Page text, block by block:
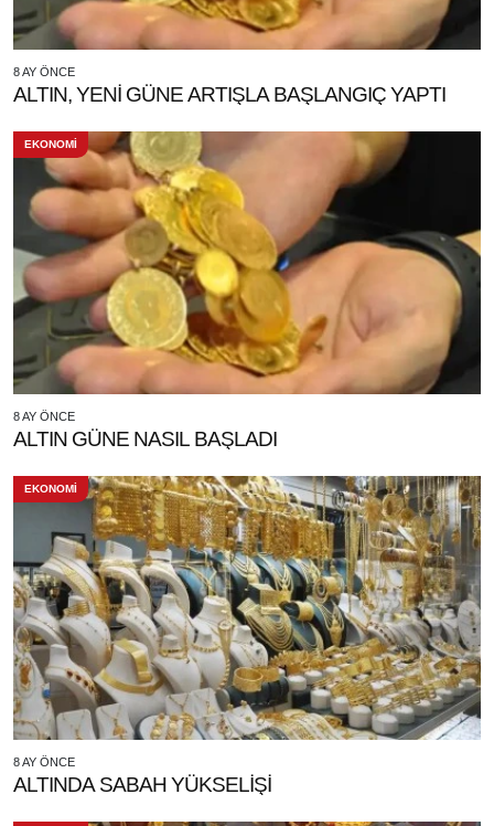
8 AY ÖNCE
ALTIN, YENİ GÜNE ARTIŞLA BAŞLANGIÇ YAPTI
EKONOMİ
8 AY ÖNCE
ALTIN GÜNE NASIL BAŞLADI
EKONOMİ
8 AY ÖNCE
ALTINDA SABAH YÜKSELİŞİ